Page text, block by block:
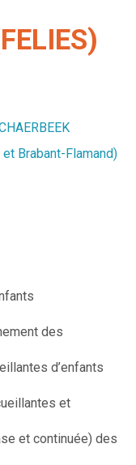
Brabant-Flamand)
des
d’enfants
et
et continuée) des